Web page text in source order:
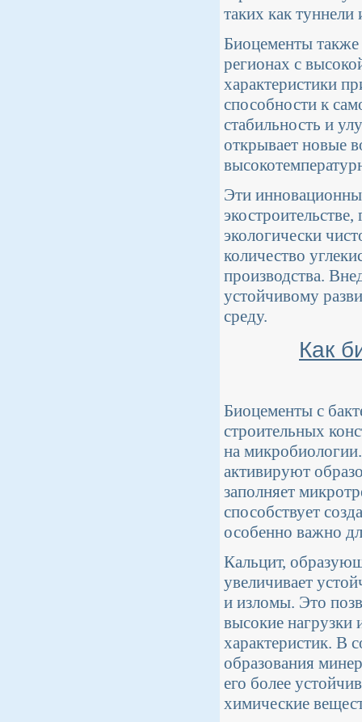
таких как
Биоцементы также
регионах с
характеристики
способности к
стабильность и
открывает новые
Эти
экологически
количество
производства.
устойчивому
среду.
Как
Биоцементы с
строительных
на
активируют
заполняет
способствует
особенно важно
Кальцит,
увеличивает
и изломы. Это
высокие нагрузки
характеристик. В
образования
его более
химические